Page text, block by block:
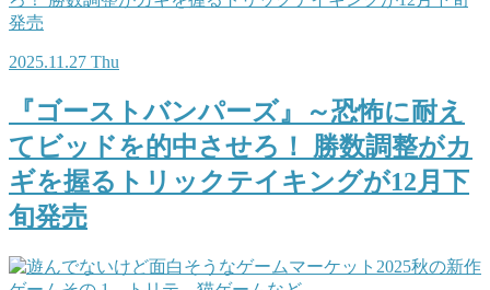
2025.11.27 Thu
『ゴーストバンパーズ』～恐怖に耐え
てビッドを的中させろ！ 勝数調整がカ
ギを握るトリックテイキングが12月下
旬発売